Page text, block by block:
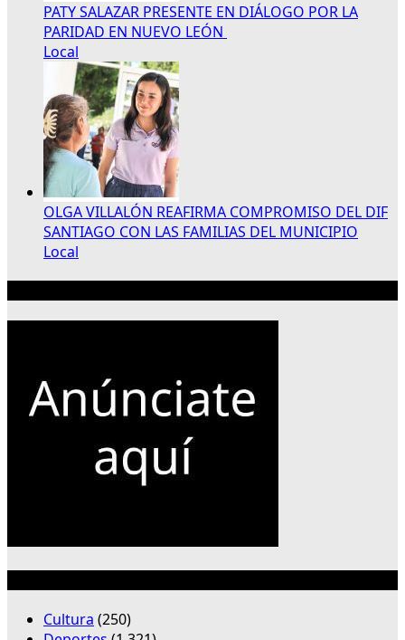
PATY SALAZAR PRESENTE EN DIÁLOGO POR LA
PARIDAD EN NUEVO LEÓN
Local
OLGA VILLALÓN REAFIRMA COMPROMISO DEL DIF
SANTIAGO CON LAS FAMILIAS DEL MUNICIPIO
Local
Cultura (250)